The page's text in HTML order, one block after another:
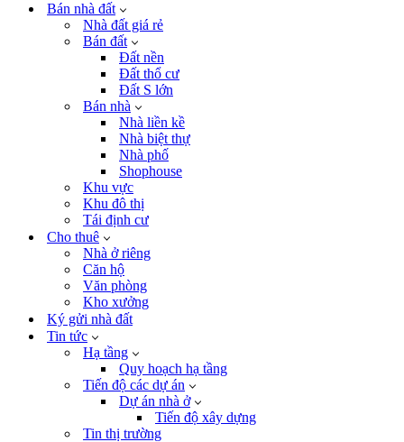
Bán nhà đất
Nhà đất giá rẻ
Bán đất
Đất nền
Đất thổ cư
Đất S lớn
Bán nhà
Nhà liền kề
Nhà biệt thự
Nhà phố
Shophouse
Khu vực
Khu đô thị
Tái định cư
Cho thuê
Nhà ở riêng
Căn hộ
Văn phòng
Kho xưởng
Ký gửi nhà đất
Tin tức
Hạ tầng
Quy hoạch hạ tầng
Tiến độ các dự án
Dự án nhà ở
Tiến độ xây dựng
Tin thị trường